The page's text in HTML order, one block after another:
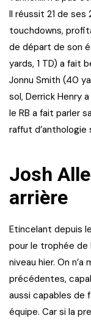
Il réussit 21 de ses
touchdowns,
de départ de son
yards, 1 TD) a fait
Jonnu Smith (40
sol, Derrick Henry
le RB a fait parler
raffut d’anthologie
Josh
arrière
Etincelant depuis
pour le trophée de
niveau hier. On
précédentes,
aussi capables de
équipe. Car si la